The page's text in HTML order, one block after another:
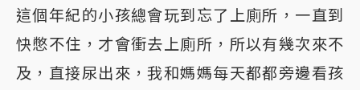
這個年紀的小孩總會玩到忘了上廁所，一直到
快憋不住，才會衝去上廁所，所以有幾次來不
及，直接尿出來，我和媽媽每天都都旁邊看孩